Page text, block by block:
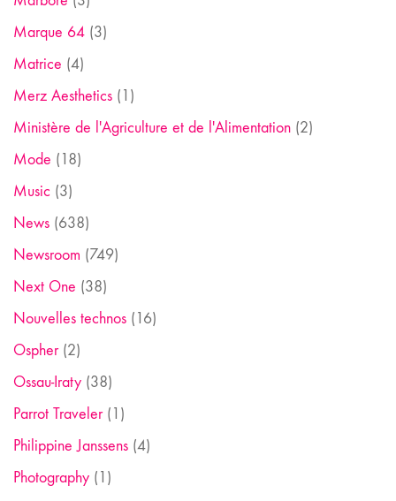
Marque 64 (3)
Matrice (4)
Merz Aesthetics (1)
Ministère de l'Agriculture et de l'Alimentation (2)
Mode (18)
Music (3)
News (638)
Newsroom (749)
Next One (38)
Nouvelles technos (16)
Ospher(2)
Ossau-Iraty (38)
Parrot Traveler(1)
Philippine Janssens (4)
Photography (1)